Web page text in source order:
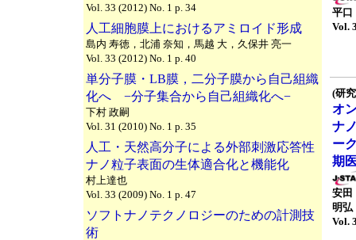
Vol. 33 (2012) No. 1 p. 34
人工細胞膜上におけるアミロイド形成
島内 寿徳，北浦 奈知，馬越 大，久保井 亮一
Vol. 33 (2012) No. 1 p. 40
単分子膜・LB膜，二分子膜から自己組織
化へ −分子集合から自己組織化へ−
下村 政嗣
Vol. 31 (2010) No. 1 p. 35
人工・天然高分子による外部刺激応答性
ナノ粒子表面の生体適合化と機能化
村上達也
Vol. 33 (2009) No. 1 p. 47
ソフトナノテクノロジーのための計測技
術
平
Vol.
(研
オ
ナ
ー
期
安
明弘
Vol.